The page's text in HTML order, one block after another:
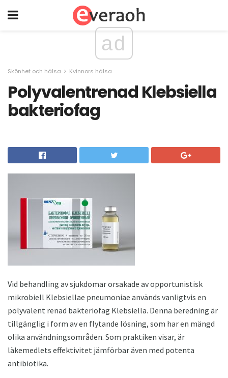
ad
Skönhet och hälsa Kvinnors hälsa
Polyvalentrenad Klebsiella
bakteriofag
Vid behandling av sjukdomar orsakade av opportunistisk
mikrobiell Klebsiellae pneumoniae används vanligtvis en
polyvalent renad bakteriofag Klebsiella. Denna beredning är
tillgänglig i form av en flytande lösning, som har en mängd
olika användningsområden. Som praktiken visar, är
läkemedlets effektivitet jämförbar även med potenta
antibiotika.